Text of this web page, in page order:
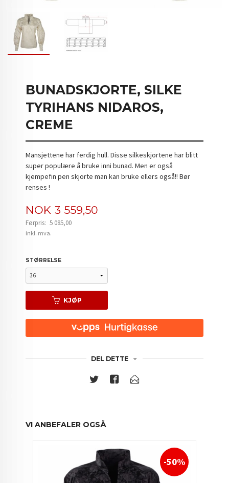
BUNADSKJORTE, SILKE
TYRIHANS NIDAROS,
CREME
Mansjettene har ferdig hull. Disse silkeskjortene har blitt
super populære å bruke inni bunad. Men er også
kjempefin pen skjorte man kan bruke ellers også!! Bør
renses !
Tilbud
NOK 3 559,50
Førpris: 5 085,00
Rabatt
inkl. mva.
STØRRELSE
KJØP
DEL DETTE
VI ANBEFALER OGSÅ
-50%